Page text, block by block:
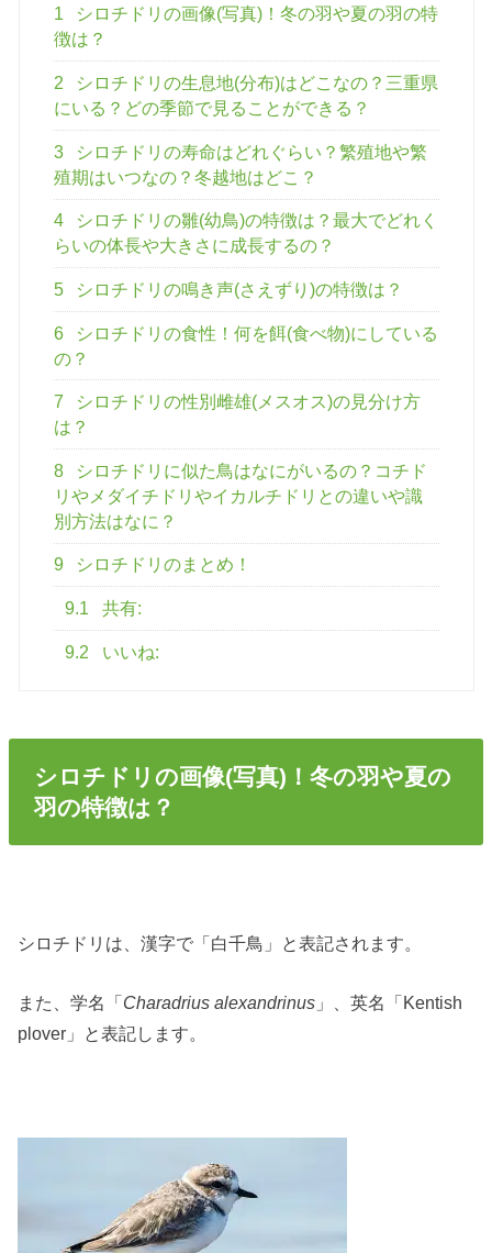
1
シロチドリの画像(写真)！冬の羽や夏の羽の特
徴は？
2
シロチドリの生息地(分布)はどこなの？三重県
にいる？どの季節で見ることができる？
3
シロチドリの寿命はどれぐらい？繁殖地や繁
殖期はいつなの？冬越地はどこ？
4
シロチドリの雛(幼鳥)の特徴は？最大でどれく
らいの体長や大きさに成長するの？
5 シロチドリの鳴き声(さえずり)の特徴は？
6
シロチドリの食性！何を餌(食べ物)にしている
の？
7
シロチドリの性別雌雄(メスオス)の見分け方
は？
8
シロチドリに似た鳥はなにがいるの？コチド
リやメダイチドリやイカルチドリとの違いや識
別方法はなに？
9 シロチドリのまとめ！
9.1 共有:
9.2 いいね:
シロチドリの画像(写真)！冬の羽や夏の
羽の特徴は？
シロチドリは、漢字で「白千鳥」と表記されます。
また、学名「 Charadrius alexandrinus 」、英名「Kentish
plover」と表記します。